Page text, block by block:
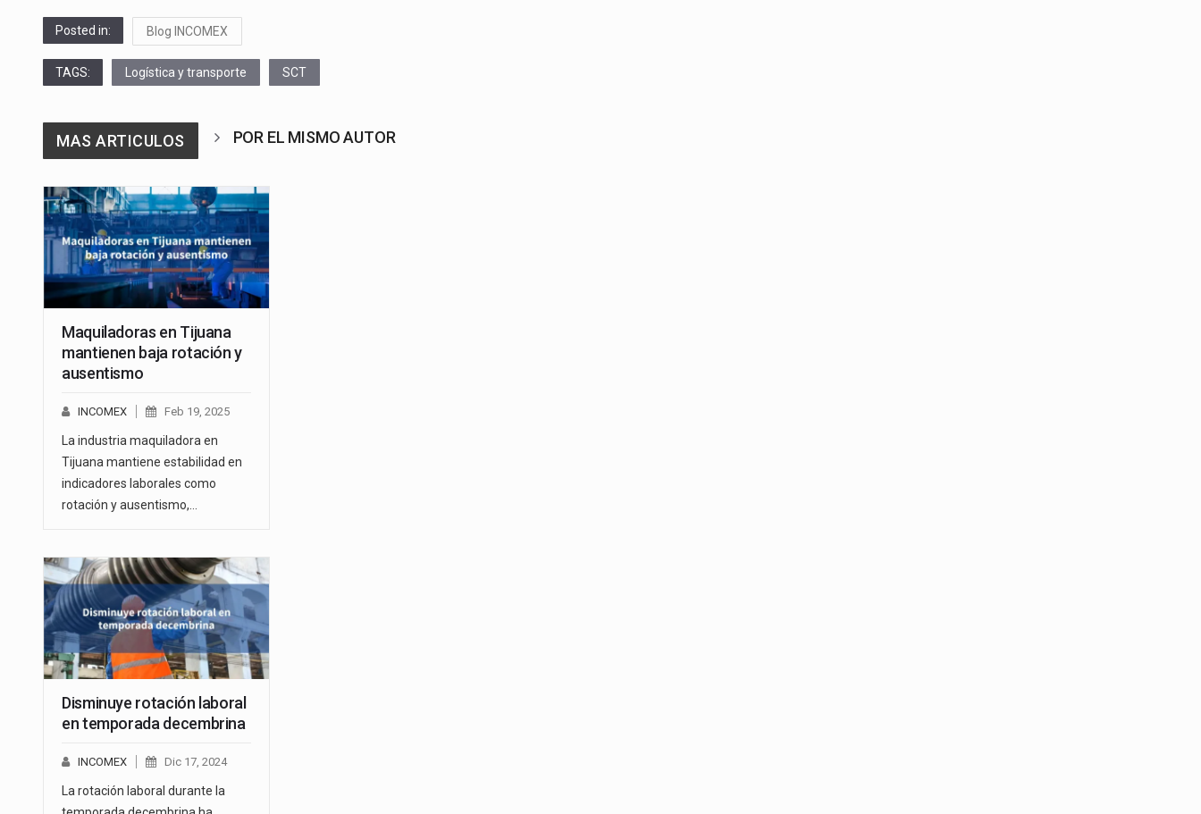
Posted in: Blog INCOMEX
TAGS: Logística y transporte SCT
MAS ARTICULOS POR EL MISMO AUTOR
Maquiladoras en Tijuana
mantienen baja rotación y
ausentismo
INCOMEX Feb 19, 2025
La industria maquiladora en
Tijuana mantiene estabilidad en
indicadores laborales como
rotación y ausentismo,…
Disminuye rotación laboral
en temporada decembrina
INCOMEX Dic 17, 2024
La rotación laboral durante la